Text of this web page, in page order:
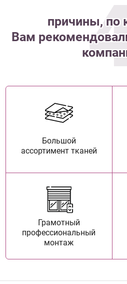
причины, по
Вам
Большой
ассортимент тканей
Грамотный
профессиональный
монтаж